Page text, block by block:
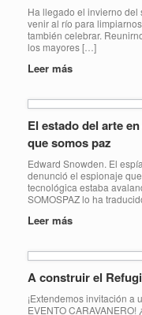
Ha llegado el invierno del
venir al río para
también celebrar.
los mayores […]
Leer más
El estado del arte
que somos paz
Edward Snowden. El
denunció el espionaje
tecnológica estaba
SOMOSPAZ lo ha
Leer más
A construir el
¡Extendemos invitación a
EVENTO